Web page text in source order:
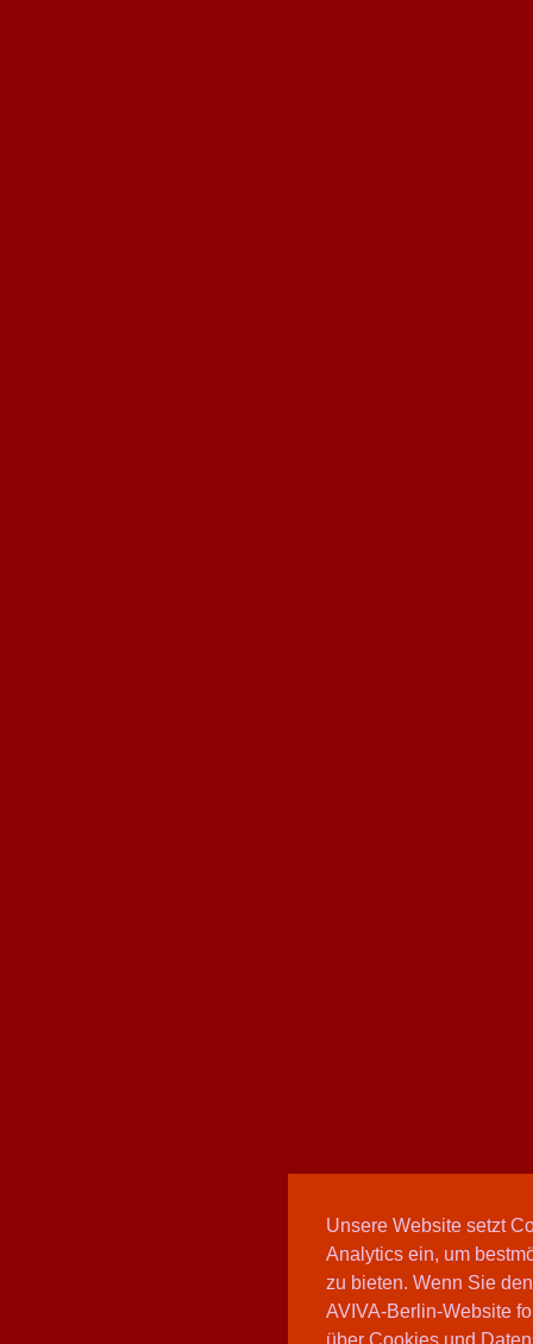
Unsere Website setzt
Analytics ein, um
zu bieten. Wenn Sie
AVIVA-Berlin-Website